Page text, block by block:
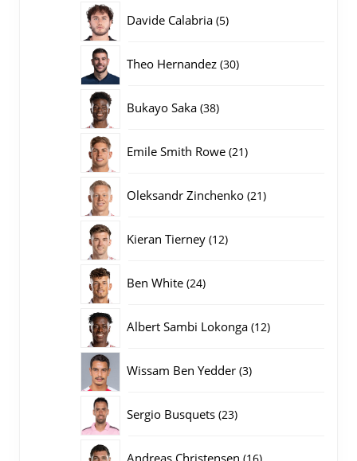
Davide Calabria 55
Theo Hernandez 3030
Bukayo Saka 3838
Emile Smith Rowe 2121
Oleksandr Zinchenko 2121
Kieran Tierney 1212
Ben White 2424
Albert Sambi Lokonga 1212
Wissam Ben Yedder 33
Sergio Busquets 2323
Andreas Christensen 16